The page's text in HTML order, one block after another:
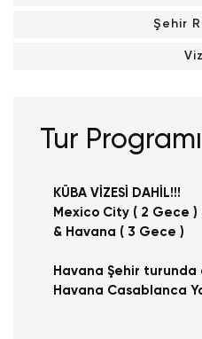
Şehir
Tur Programı
KÜBA VİZESİ DAHİL!!!
Mexico City ( 2 Gece
& Havana ( 3 Gece )
Havana Şehir turunda
Havana Casablanca